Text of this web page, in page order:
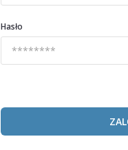
Hasło